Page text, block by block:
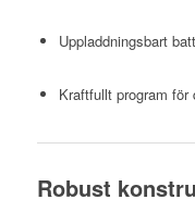
Uppladdningsbart
Kraftfullt program för
Robust